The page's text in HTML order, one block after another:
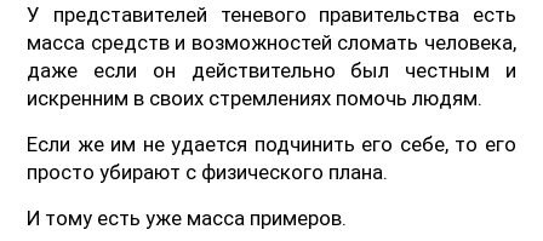
У представителей теневого правительства есть
масса средств и возможностей сломать человека,
даже если он действительно был честным и
искренним в своих стремлениях помочь людям.
Если же им не удается подчинить его себе, то его
просто убирают с физического плана.
И тому есть уже масса примеров.